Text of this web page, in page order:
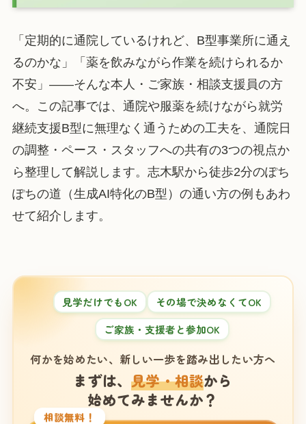
「定期的に通院しているけれど、B型事業所に通え
るのかな」「薬を飲みながら作業を続けられるか
不安」——そんな本人・ご家族・相談支援員の方
へ。この記事では、通院や服薬を続けながら就労
継続支援B型に無理なく通うための工夫を、通院日
の調整・ペース・スタッフへの共有の3つの視点か
ら整理して解説します。志木駅から徒歩2分のぽち
ぽちの道（生成AI特化のB型）の通い方の例もあわ
せて紹介します。
見学だけでもOK
その場で決めなくてOK
ご家族・支援者と参加OK
何かを始めたい、新しい一歩を踏み出したい方へ
まずは、見学・相談から
始めてみませんか？
相談無料！